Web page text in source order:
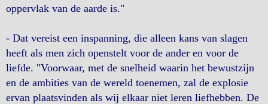
oppervlak van de aarde is."
- Dat vereist een inspanning, die alleen kans van slagen
heeft als men zich openstelt voor de ander en voor de
liefde. "Voorwaar, met de snelheid waarin het bewustzijn
en de ambities van de wereld toenemen, zal de explosie
ervan plaatsvinden als wij elkaar niet leren liefhebben. De